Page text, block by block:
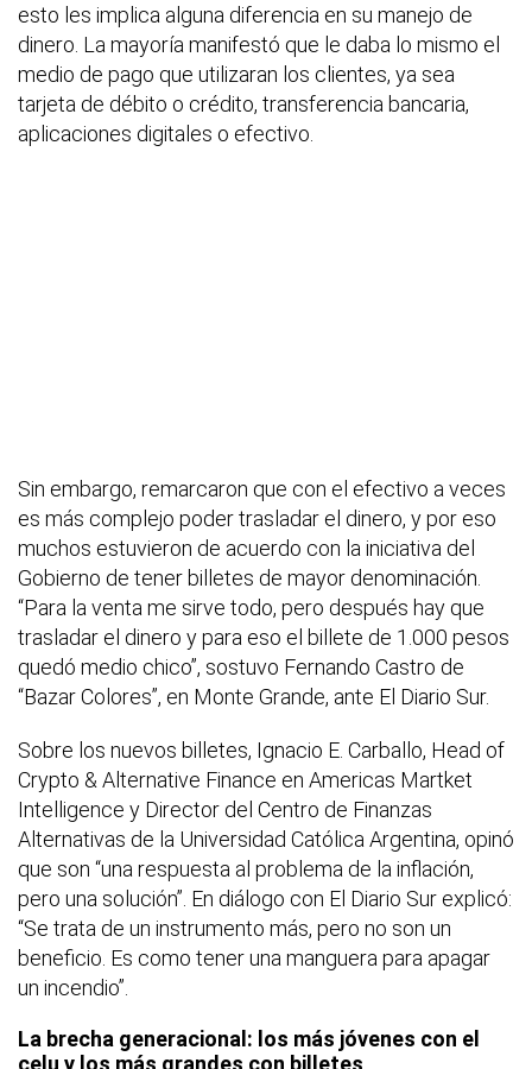
esto les implica alguna diferencia en su manejo de
dinero. La mayoría manifestó que le daba lo mismo el
medio de pago que utilizaran los clientes, ya sea
tarjeta de débito o crédito, transferencia bancaria,
aplicaciones digitales o efectivo.
Sin embargo, remarcaron que con el efectivo a veces
es más complejo poder trasladar el dinero, y por eso
muchos estuvieron de acuerdo con la iniciativa del
Gobierno de tener billetes de mayor denominación.
“Para la venta me sirve todo, pero después hay que
trasladar el dinero y para eso el billete de 1.000 pesos
quedó medio chico”, sostuvo Fernando Castro de
“Bazar Colores”, en Monte Grande, ante El Diario Sur.
Sobre los nuevos billetes, Ignacio E. Carballo, Head of
Crypto & Alternative Finance en Americas Martket
Intelligence y Director del Centro de Finanzas
Alternativas de la Universidad Católica Argentina, opinó
que son “una respuesta al problema de la inflación,
pero una solución”. En diálogo con El Diario Sur explicó:
“Se trata de un instrumento más, pero no son un
beneficio. Es como tener una manguera para apagar
un incendio”.
La brecha generacional: los más jóvenes con el
celu y los más grandes con billetes